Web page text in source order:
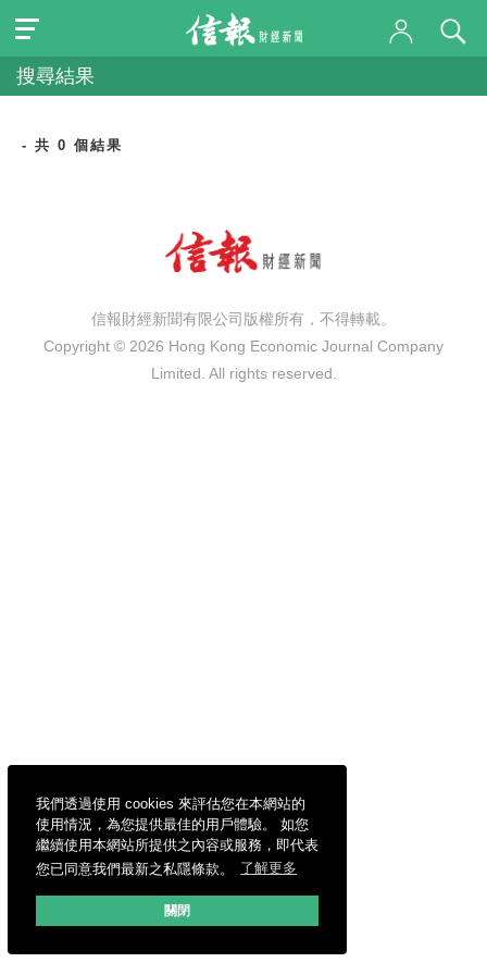
我們透過使用 cookies 來評估您在本網站的
使用情況，為您提供最佳的用戶體驗。 如您
繼續使用本網站所提供之內容或服務，即代表
您已同意我們最新之私隱條款。
了解更多
關閉
搜尋結果
- 共 0 個結果
信報財經新聞有限公司版權所有，不得轉載。
Copyright © 2026 Hong Kong Economic Journal Company
Limited. All rights reserved.